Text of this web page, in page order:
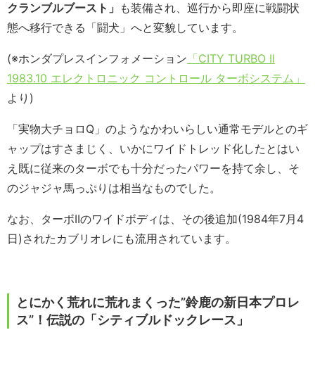
クランブルブースト」 も装備され、巡行から即座に戦闘状
態へ移行できる「闘犬」へと変貌しています。
(※ホンダプレスインフォメーション 「CITY TURBO II
1983.10 エレクトロニック コントロール ターボシステム」
より)
「実物大チョロQ」のようなかわいらしい通常モデルとのギ
ャップはすさまじく、いかにワイドトレッド化したとはい
え既に従来のターボでも十分だったパワーを持て余し、そ
のジャジャ馬っぷりは相当なものでした。
なお、ターボIIのワイドボディは、その後追加(1984年7月4
日)されたカブリオレにも流用されています。
とにかく荒れに荒れまくった”鈴鹿の新日本プロレ
ス”！伝説の「シティブルドックレース」